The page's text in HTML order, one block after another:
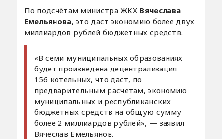
По подсчётам министра ЖКХ Вячеслава
Емельянова, это даст экономию более двух
миллиардов рублей бюджетных средств.
«В семи муниципальных образованиях
будет произведена децентрализация
156 котельных, что даст, по
предварительным расчетам, экономию
муниципальных и республиканских
бюджетных средств на общую сумму
более 2 миллиардов рублей», — заявил
Вячеслав Емельянов.